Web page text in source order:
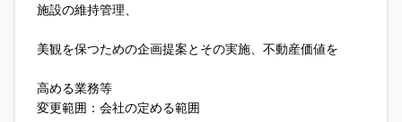
施設の維持管理、
美観を保つための企画提案とその実施、不動産価値を
高める業務等
変更範囲：会社の定める範囲